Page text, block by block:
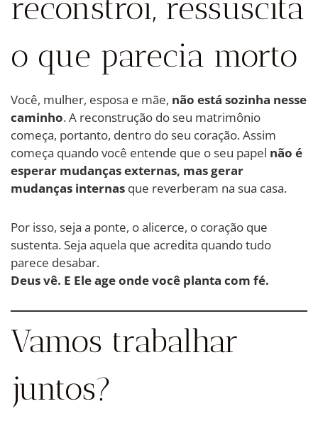
reconstrói, ressuscita
o que parecia morto
Você, mulher, esposa e mãe, não está sozinha nesse
caminho. A reconstrução do seu matrimônio
começa, portanto, dentro do seu coração. Assim
começa quando você entende que o seu papel não é
esperar mudanças externas, mas gerar
mudanças internas que reverberam na sua casa.
Por isso, seja a ponte, o alicerce, o coração que
sustenta. Seja aquela que acredita quando tudo
parece desabar.
Deus vê. E Ele age onde você planta com fé.
Vamos trabalhar
juntos?